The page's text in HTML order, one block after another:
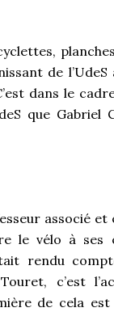
de
dans le
que Gabriel
associé et
le vélo à ses
rendu
c’est
de cela